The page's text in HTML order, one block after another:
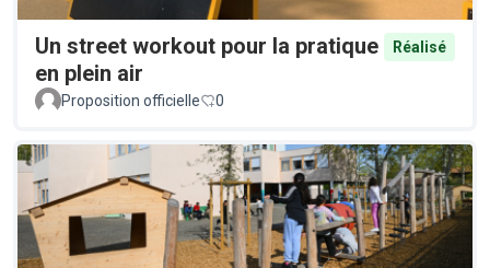
Un street workout pour la pratique
en plein air
Réalisé
Proposition officielle 0